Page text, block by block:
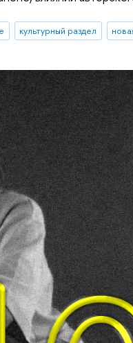
культурный раздел